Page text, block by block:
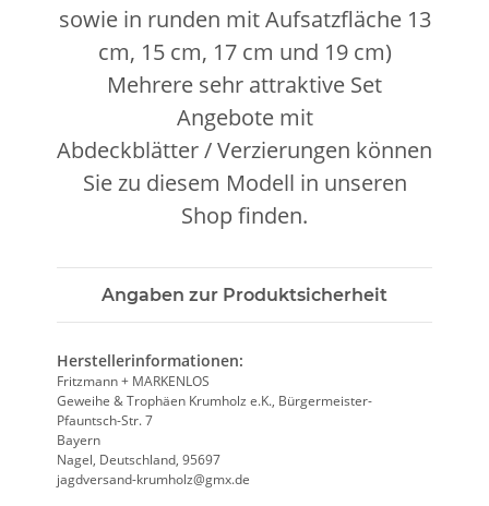
sowie in runden mit Aufsatzfläche 13
cm, 15 cm, 17 cm und 19 cm)
Mehrere sehr attraktive Set
Angebote mit
Abdeckblätter / Verzierungen können
Sie zu diesem Modell in unseren
Shop finden.
Angaben zur Produktsicherheit
Herstellerinformationen:
Fritzmann + MARKENLOS
Geweihe & Trophäen Krumholz e.K., Bürgermeister-
Pfauntsch-Str. 7
Bayern
Nagel, Deutschland, 95697
jagdversand-krumholz@gmx.de